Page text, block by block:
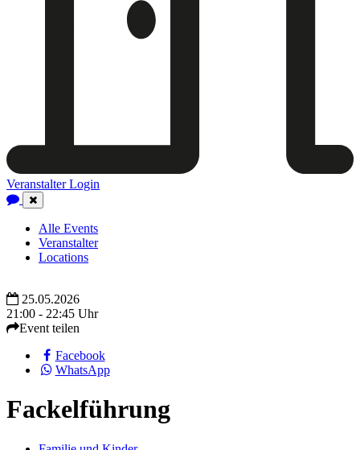
Veranstalter Login
Close
Navigation
Alle Events
Veranstalter
Locations
25.05.2026
21:00 - 22:45 Uhr
Event teilen
Facebook
WhatsApp
Fackelführung